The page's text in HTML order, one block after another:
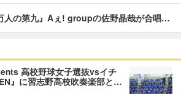
人の第九』Aぇ! groupの佐野晶哉が合唱…
高校野球女子選抜vsイチ
』に習志野高校吹奏楽部と…